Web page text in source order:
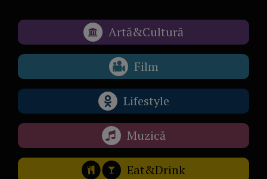
Artă&Cultură
Film
Lifestyle
Muzică
Eat&Drink